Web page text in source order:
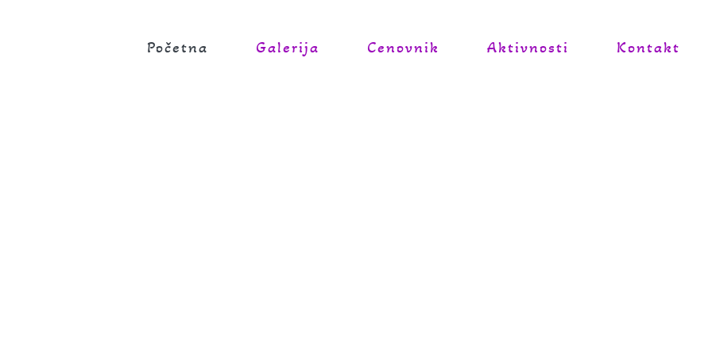
Početna Galerija Cenovnik Aktivnosti Kontakt